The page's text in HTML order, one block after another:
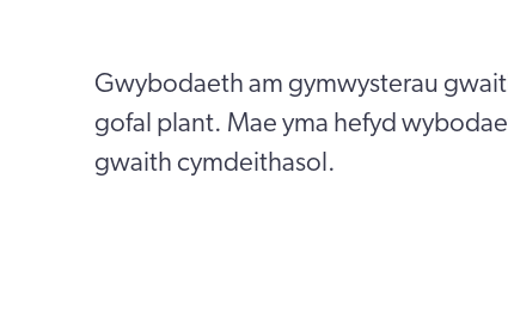
Gwybodaeth am gymwysterau
gofal plant. Mae yma hefyd
gwaith cymdeithasol.